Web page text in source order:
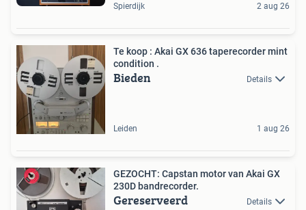
Spierdijk 2 aug 26
Te koop : Akai GX 636 taperecorder mint
condition .
Bieden Details
Leiden 1 aug 26
GEZOCHT: Capstan motor van Akai GX
230D bandrecorder.
Gereserveerd Details